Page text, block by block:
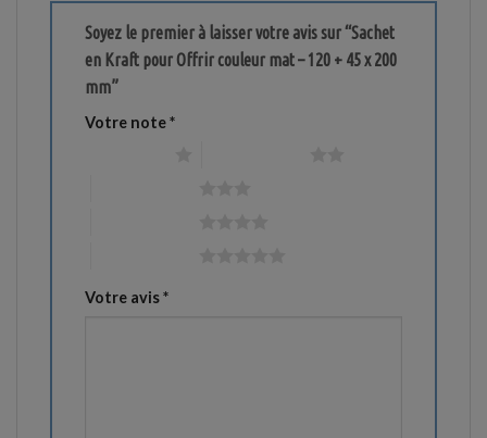
Soyez le premier à laisser votre avis sur “Sachet
en Kraft pour Offrir couleur mat – 120 + 45 x 200
mm”
Votre note*
Votre avis*